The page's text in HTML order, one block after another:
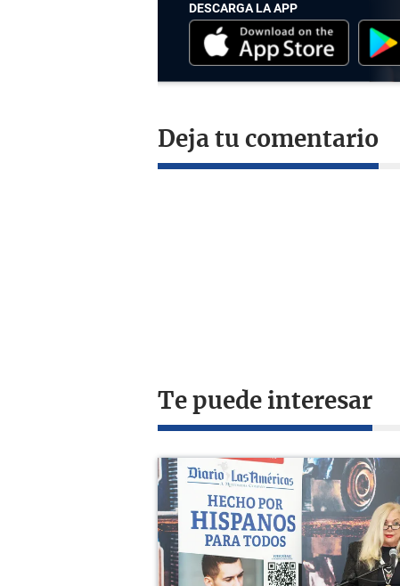
DESCARGA LA APP
Deja tu comentario
Te puede interesar